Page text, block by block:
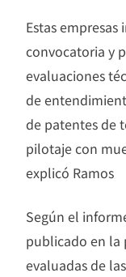
Estas
convocatoria y
evaluaciones
de
de patentes de
pilotaje con
explicó Ramos
Según el
publicado en la
evaluadas de